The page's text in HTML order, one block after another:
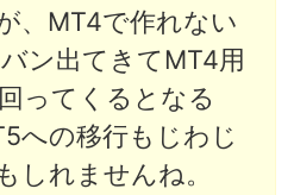
、 MT4で作れない
ン出てきてMT4用
ってくるとなる
への移行もじわじ
しれませんね。